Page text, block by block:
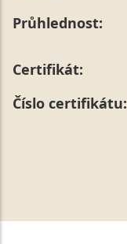
Průhlednost:
Certifikát:
Číslo certifikátu: